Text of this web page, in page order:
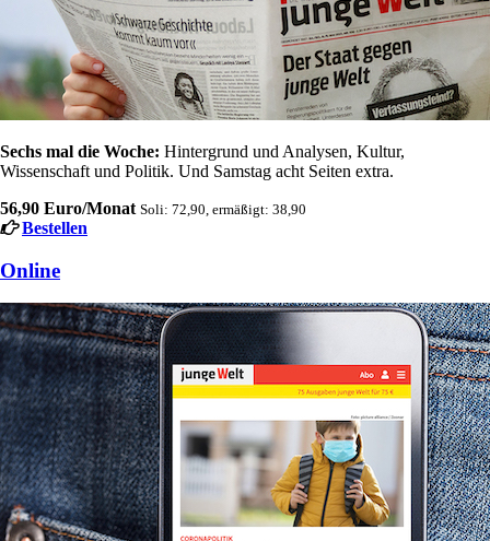
Sechs mal die Woche: Hintergrund und Analysen, Kultur,
Wissenschaft und Politik. Und Samstag acht Seiten extra.
56,90 Euro/Monat Soli: 72,90, ermäßigt: 38,90
Bestellen
Online